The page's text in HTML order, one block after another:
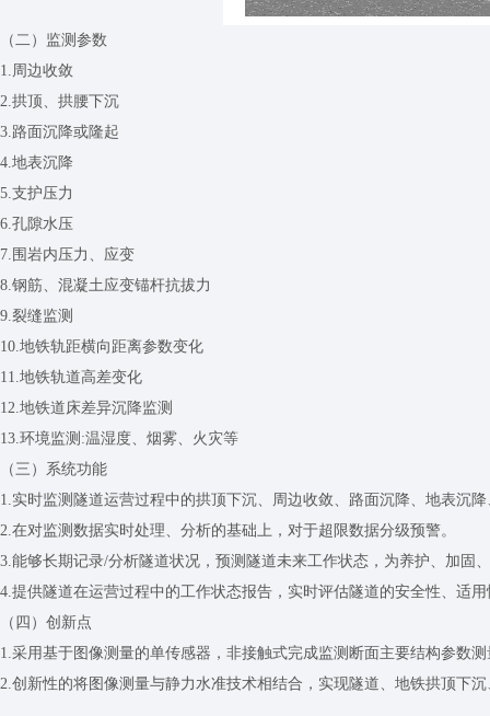
（二）监测参数
1.周边收敛
2.拱顶、拱腰下沉
3.路面沉降或隆起
4.地表沉降
5.支护压力
6.孔隙水压
7.围岩内压力、应变
8.钢筋、混凝土应变锚杆抗拔力
9.裂缝监测
10.地铁轨距横向距离参数变化
11.地铁轨道高差变化
12.地铁道床差异沉降监测
13.环境监测:温湿度、烟雾、火灾等
（三）系统功能
1.实时监测隧道运营过程中的拱顶下沉、周边收敛、路面沉降、地表沉
2.在对监测数据实时处理、分析的基础上，对于超限数据分级预警。
3.能够长期记录/分析隧道状况，预测隧道未来工作状态，为养护、加固
4.提供隧道在运营过程中的工作状态报告，实时评估隧道的安全性、适
（四）创新点
1.采用基于图像测量的单传感器，非接触式完成监测断面主要结构参数
2.创新性的将图像测量与静力水准技术相结合，实现隧道、地铁拱顶下